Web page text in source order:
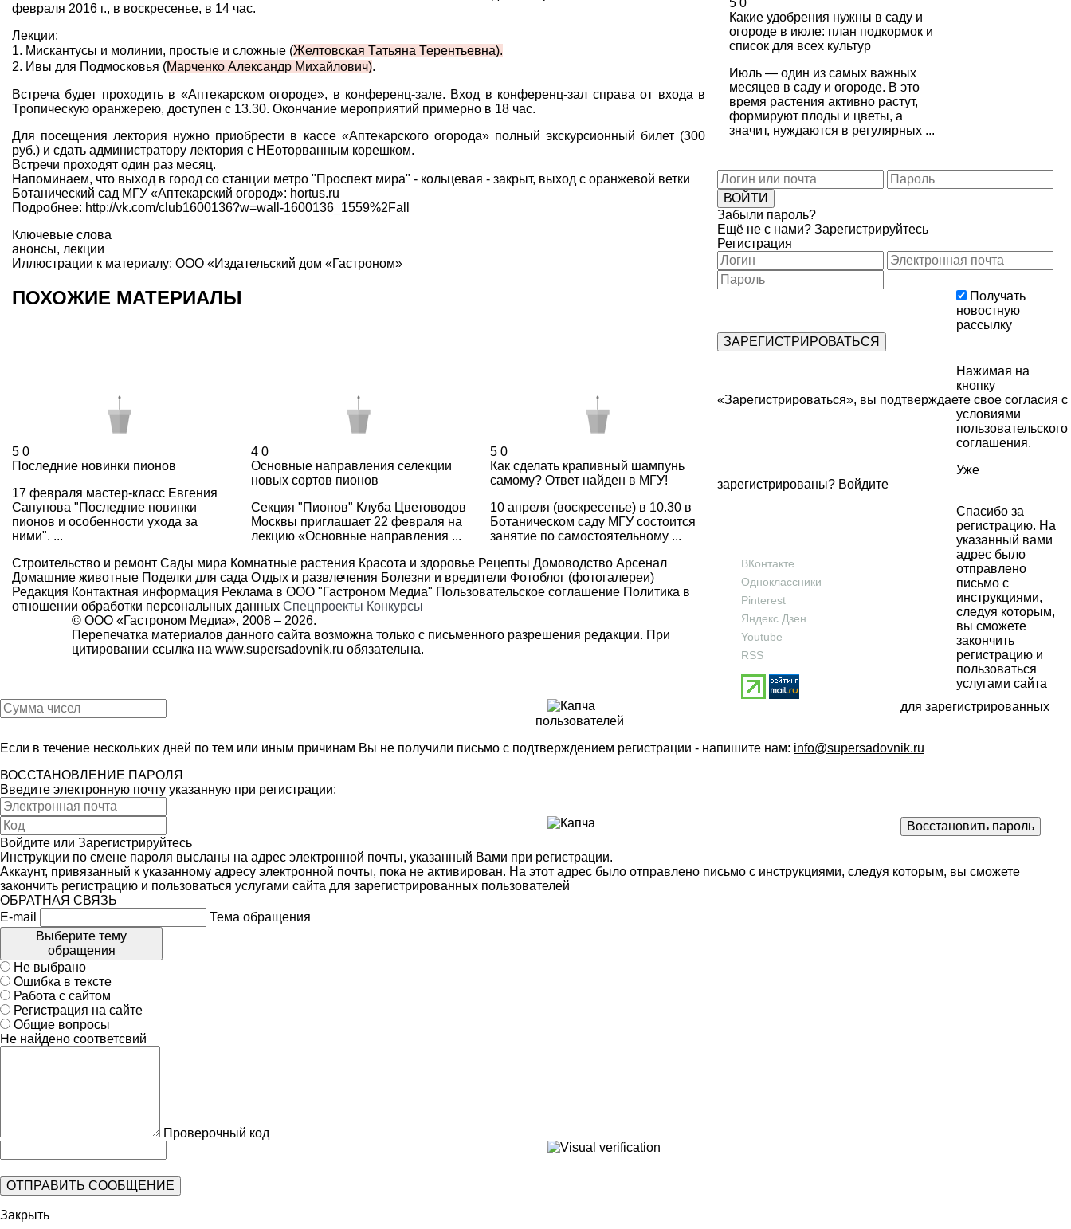
февраля 2016 г., в воскресенье, в 14 час.
Лекции:
1. Мискантусы и молинии, простые и сложные (Желтовская Татьяна Терентьевна).
2. Ивы для Подмосковья (Марченко Александр Михайлович).
Встреча будет проходить в «Аптекарском огороде», в конференц-зале. Вход в конференц-зал справа от входа в
Тропическую оранжерею, доступен с 13.30. Окончание мероприятий примерно в 18 час.
Для посещения лектория нужно приобрести в кассе «Аптекарского огорода» полный экскурсионный билет (300
руб.) и сдать администратору лектория с НЕоторванным корешком.
Встречи проходят один раз месяц.
Напоминаем, что выход в город со станции метро "Проспект мира" - кольцевая - закрыт, выход с оранжевой ветки
Ботанический сад МГУ «Аптекарский огород»: hortus.ru
Подробнее: http://vk.com/club1600136?w=wall-1600136_1559%2Fall
Ключевые слова
анонсы, лекции
Иллюстрации к материалу: ООО «Издательский дом «Гастроном»
ПОХОЖИЕ МАТЕРИАЛЫ
5 0
Последние новинки пионов
17 февраля мастер-класс Евгения
Сапунова "Последние новинки
пионов и особенности ухода за
ними". ...
4 0
Основные направления селекции
новых сортов пионов
Секция "Пионов" Клуба Цветоводов
Москвы приглашает 22 февраля на
лекцию «Основные направления ...
5 0
Как сделать крапивный шампунь
самому? Ответ найден в МГУ!
10 апреля (воскресенье) в 10.30 в
Ботаническом саду МГУ состоится
занятие по самостоятельному ...
5 0
Какие удобрения нужны в саду и
огороде в июле: план подкормок и
список для всех культур
Июль — один из самых важных
месяцев в саду и огороде. В это
время растения активно растут,
формируют плоды и цветы, а
значит, нуждаются в регулярных ...
Строительство и ремонт Сады мира Комнатные растения Красота и здоровье Рецепты Домоводство Арсенал
Домашние животные Поделки для сада Отдых и развлечения Болезни и вредители Фотоблог (фотогалереи)
Редакция Контактная информация Реклама в ООО "Гастроном Медиа" Пользовательское соглашение Политика в
отношении обработки персональных данных Спецпроекты Конкурсы
© ООО «Гастроном Медиа», 2008 – 2026.
Перепечатка материалов данного сайта возможна только с письменного разрешения редакции. При
цитировании ссылка на www.supersadovnik.ru обязательна.
ВКонтакте
Одноклассники
Pinterest
Яндекс Дзен
Youtube
RSS
Забыли пароль?
Ещё не с нами? Зарегистрируйтесь
Регистрация
Получать
новостную
рассылку
Нажимая на
кнопку
«Зарегистрироваться», вы подтверждаете свое согласия с
условиями
пользовательского
соглашения.
Уже
зарегистрированы? Войдите
Спасибо за
регистрацию. На
указанный вами
адрес было
отправлено
письмо с
инструкциями,
следуя которым,
вы сможете
закончить
регистрацию и
пользоваться
услугами сайта
для зарегистрированных
пользователей
Если в течение нескольких дней по тем или иным причинам Вы не получили письмо с подтверждением регистрации - напишите нам: info@supersadovnik.ru
ВОССТАНОВЛЕНИЕ ПАРОЛЯ
Введите электронную почту указанную при регистрации:
Войдите или Зарегистрируйтесь
Инструкции по смене пароля высланы на адрес электронной почты, указанный Вами при регистрации.
Аккаунт, привязанный к указанному адресу электронной почты, пока не активирован. На этот адрес было отправлено письмо с инструкциями, следуя которым, вы сможете
закончить регистрацию и пользоваться услугами сайта для зарегистрированных пользователей
ОБРАТНАЯ СВЯЗЬ
E-mail
Тема обращения
Выберите тему
обращения
Не выбрано
Ошибка в тексте
Работа с сайтом
Регистрация на сайте
Общие вопросы
Не найдено соответсвий
Проверочный код
Закрыть